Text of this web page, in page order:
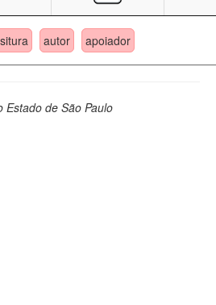
autor apoiador
Estado de São Paulo